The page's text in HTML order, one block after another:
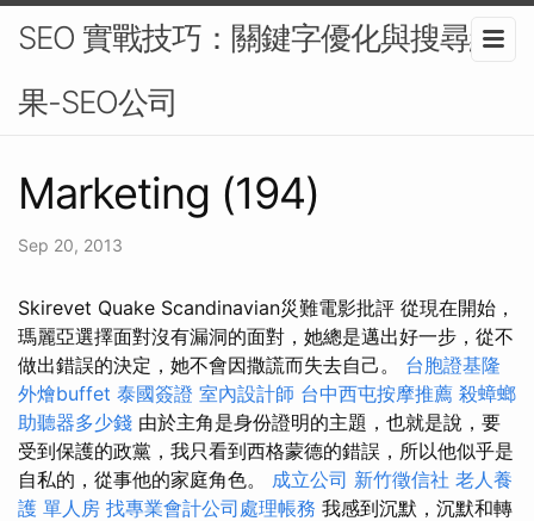
SEO 實戰技巧：關鍵字優化與搜尋結
果-SEO公司
Marketing (194)
Sep 20, 2013
Skirevet Quake Scandinavian災難電影批評 從現在開始，
瑪麗亞選擇面對沒有漏洞的面對，她總是邁出好一步，從不
做出錯誤的決定，她不會因撒謊而失去自己。 台胞證基隆
外燴buffet 泰國簽證 室內設計師 台中西屯按摩推薦 殺蟑螂
助聽器多少錢 由於主角是身份證明的主題，也就是說，要
受到保護的政黨，我只看到西格蒙德的錯誤，所以他似乎是
自私的，從事他的家庭角色。 成立公司 新竹徵信社 老人養
護 單人房 找專業會計公司處理帳務 我感到沉默，沉默和轉